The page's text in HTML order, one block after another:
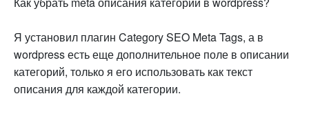
Я установил плагин Category SEO Meta Tags, а в
wordpress есть еще дополнительное поле в описании
категорий, только я его использовать как текст
описания для каждой категории.